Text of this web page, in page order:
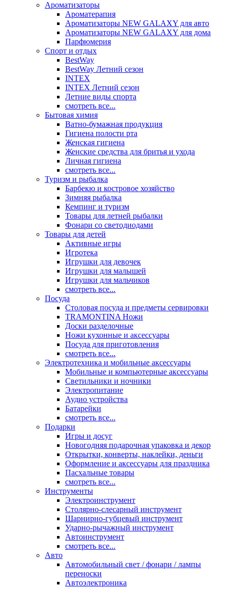
Ароматизаторы
Ароматерапия
Ароматизаторы NEW GALAXY для авто
Ароматизаторы NEW GALAXY для дома
Парфюмерия
Спорт и отдых
BestWay
BestWay Летний сезон
INTEX
INTEX Летний сезон
Летние виды спорта
смотреть все...
Бытовая химия
Ватно-бумажная продукция
Гигиена полости рта
Женская гигиена
Женские средства для бритья и ухода
Личная гигиена
смотреть все...
Туризм и рыбалка
Барбекю и костровое хозяйство
Зимняя рыбалка
Кемпинг и туризм
Товары для летней рыбалки
Фонари со светодиодами
Товары для детей
Активные игры
Игротека
Игрушки для девочек
Игрушки для малышей
Игрушки для мальчиков
смотреть все...
Посуда
Столовая посуда и предметы сервировки
TRAMONTINA Ножи
Доски разделочные
Ножи кухонные и аксессуары
Посуда для приготовления
смотреть все...
Электротехника и мобильные аксессуары
Мобильные и компьютерные аксессуары
Светильники и ночники
Электропитание
Аудио устройства
Батарейки
смотреть все...
Подарки
Игры и досуг
Новогодняя подарочная упаковка и декор
Открытки, конверты, наклейки, деньги
Оформление и аксессуары для праздника
Пасхальные товары
смотреть все...
Инструменты
Электроинструмент
Столярно-слесарный инструмент
Шарнирно-губцевый инструмент
Ударно-рычажный инструмент
Автоинструмент
смотреть все...
Авто
Автомобильный свет / фонари / лампы
переноски
Автоэлектроника